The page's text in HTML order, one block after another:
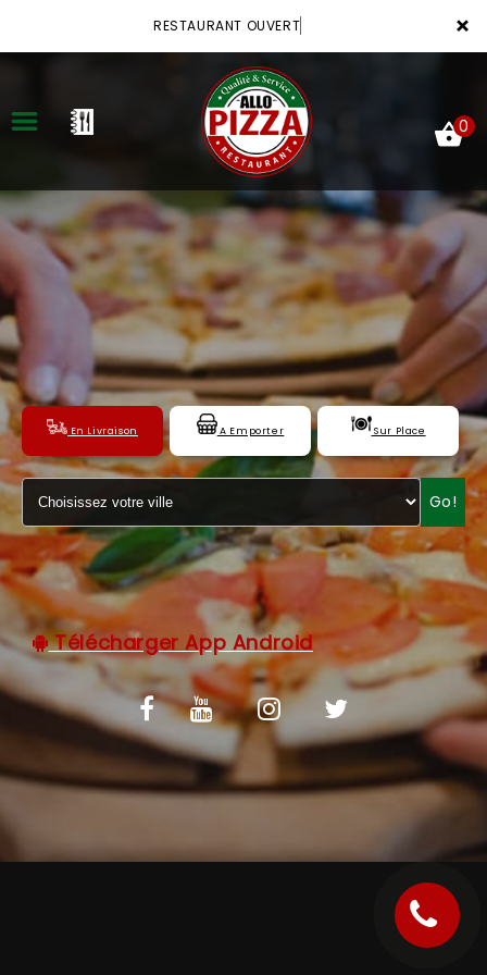
×
RESTAURANT OUVERT
ACCUEIL
LA CARTE
VOTRE COMPTE
NOTRE RESTAURANT
VOS AVIS
MENTIONS LÉGALES
C.G.V
0
En Livraison A Emporter Sur Place
Go!
Télécharger App Android